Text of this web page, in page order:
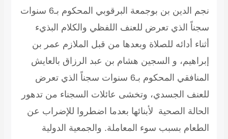
نجم الدين بن بوجمعة البرقوبي المحكوم بـ6 سنوات
سجناً الذي تعرض للعنف اللفظي والكلام البذيء
أثناء أدائه للصلاة وبعدها من قبل الملازم عمر بن
إبراهيم، و السجين هشام بن عبد الرزاق بالعايش
المنافقي المحكوم بـ6 سنوات سجناً الذي تعرض
للعنف الجسدي، وتخشى عائلات السجناء من تدهور
الحالة الصحية لأبنائها بعدما اضطروا للإضراب عن
الطعام بسبب سوء المعاملة. والجمعية الدولية